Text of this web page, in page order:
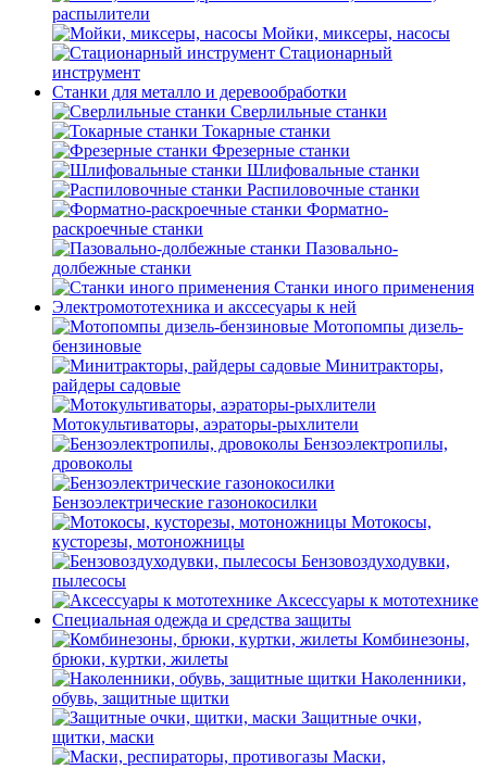
распылители
Мойки, миксеры, насосы
Стационарный
инструмент
Станки для металло и деревообработки
Сверлильные станки
Токарные станки
Фрезерные станки
Шлифовальные станки
Распиловочные станки
Форматно-
раскроечные станки
Пазовально-
долбежные станки
Станки иного применения
Электромототехника и акссесуары к ней
Мотопомпы дизель-
бензиновые
Минитракторы,
райдеры садовые
Мотокультиваторы, аэраторы-рыхлители
Бензоэлектропилы,
дровоколы
Бензоэлектрические газонокосилки
Мотокосы,
кусторезы, мотоножницы
Бензовоздуходувки,
пылесосы
Аксессуары к мототехнике
Специальная одежда и средства защиты
Комбинезоны,
брюки, куртки, жилеты
Наколенники,
обувь, защитные щитки
Защитные очки,
щитки, маски
Маски,